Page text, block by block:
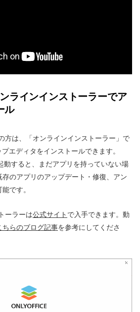
ラインインストーラーでア
ル
方は、「オンラインインストーラー」で
エディタをインストールできます。
すると、まだアプリを持っていない場
のアプリのアップデート・修復、アン
です。
ーラーは公式サイト で入手できます。動
ちらのブログ記事を参考にしてくださ